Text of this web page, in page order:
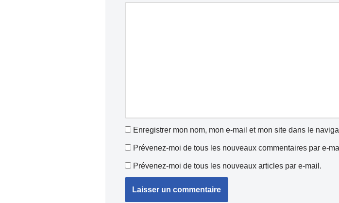
Enregistrer mon nom, mon e-mail et mon site dans le
Prévenez-moi de tous les nouveaux commentaires par e-
Prévenez-moi de tous les nouveaux articles par e-mail.